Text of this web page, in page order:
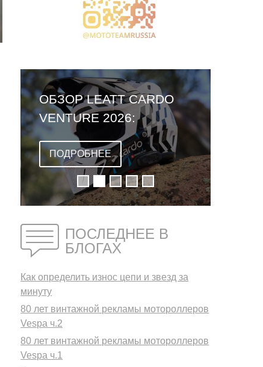
ОБЗОР LEATT CARDO
VENTURE 2026:
ПЕРВЫЙ ШЛЕМ СО
ВСТРОЕННОЙ
ГАРНИТУРОЙ
ПОДРОБНЕЕ
ПОСЛЕДНЕЕ В
БЛОГАХ
Как определить износ цепи и звезд за
минуту
80 лет винтажной рекламы мотороллеров
Vespa ч.2
80 лет винтажной рекламы мотороллеров
Vespa ч.1